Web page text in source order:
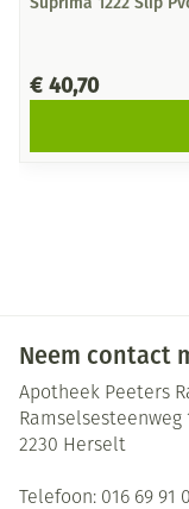
€ 40,70
Neem contact
Apotheek Peeters
Ramselsesteenweg
2230 Herselt
Telefoon: 016 69 91